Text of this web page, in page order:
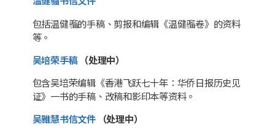
包括温健骝的手稿、剪报和编辑《温健骝卷》的资料
等。
吴培荣手稿 （处理中）
包含吴培荣编辑《香港飞跃七十年：华侨日报历史见
证》一书的手稿、改稿和影印本等资料。
吴雅慧书信文件（处理中）